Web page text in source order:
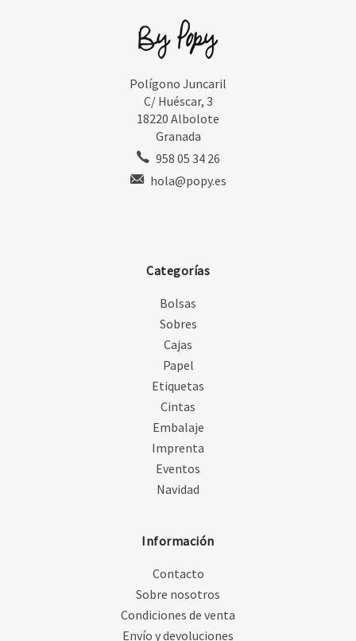
Polígono Juncaril
C/ Huéscar, 3
18220 Albolote
Granada
958 05 34 26
hola@popy.es
Categorías
Bolsas
Sobres
Cajas
Papel
Etiquetas
Cintas
Embalaje
Imprenta
Eventos
Navidad
Información
Contacto
Sobre nosotros
Condiciones de venta
Envío y devoluciones